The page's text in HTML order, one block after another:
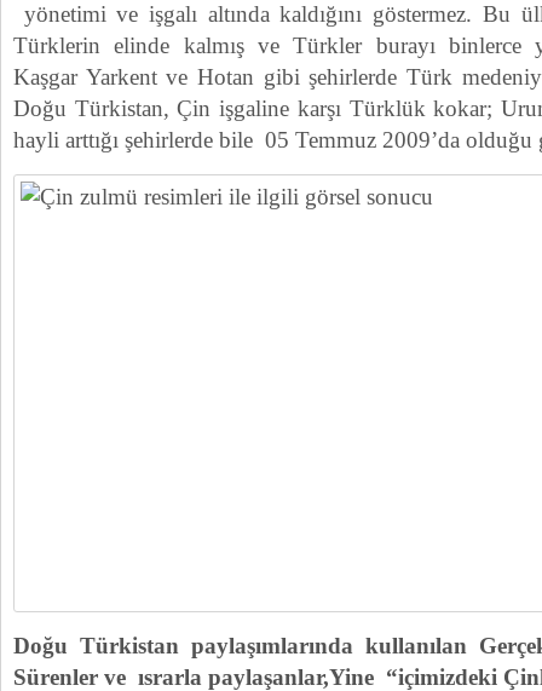
yönetimi ve işgalı altında kaldığını göstermez. Bu
Türklerin elinde kalmış ve Türkler burayı binlerce
Kaşgar Yarkent ve Hotan gibi şehirlerde Türk
Doğu Türkistan, Çin işgaline karşı Türklük kokar;
hayli arttığı şehirlerde bile 05 Temmuz 2009’da
Doğu Türkistan paylaşımlarında kullanılan
Sürenler ve ısrarla paylaşanlar,Yine “içimizdeki